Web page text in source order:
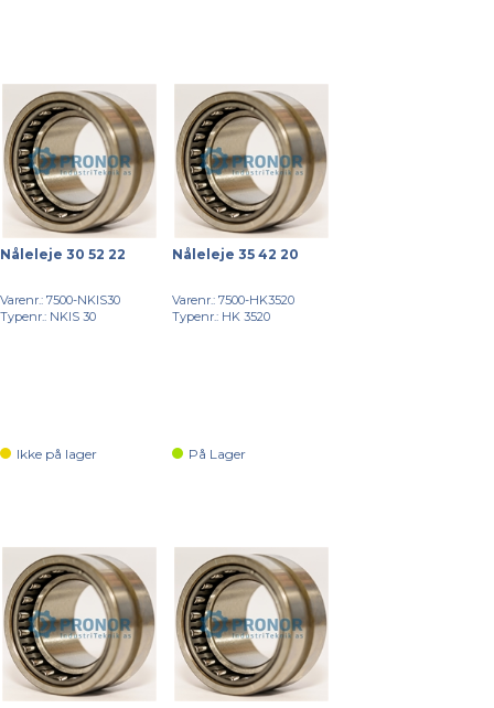
Nåleleje 30 52 22
Varenr.: 7500-NKIS30
Typenr.: NKIS 30
Ikke på lager
Nåleleje 35 42 20
Varenr.: 7500-HK3520
Typenr.: HK 3520
På Lager